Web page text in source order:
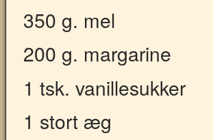
350 g. mel
200 g. margarine
1 tsk. vanillesukker
1 stort æg